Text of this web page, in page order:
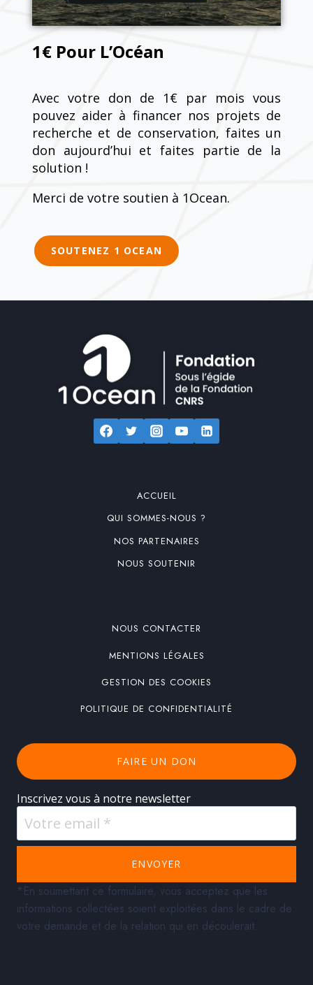
1€ Pour L’Océan
Avec votre don de 1€ par mois vous
pouvez aider à financer nos projets de
recherche et de conservation, faites un
don aujourd’hui et faites partie de la
solution !
Merci de votre soutien à 1Ocean.
SOUTENEZ 1 OCEAN
ACCUEIL
QUI SOMMES-NOUS ?
NOS PARTENAIRES
NOUS SOUTENIR
NOUS CONTACTER
MENTIONS LÉGALES
GESTION DES COOKIES
POLITIQUE DE CONFIDENTIALITÉ
FAIRE UN DON
Inscrivez vous à notre newsletter
ENVOYER
*En soumettant ce formulaire, vous acceptez que les
informations collectées soient exploitées dans le cadre de
votre demande et de la relation qui en découlerait.